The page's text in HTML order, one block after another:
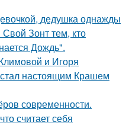
дедушка однажды
Зонт тем, кто
Дождь".
и Игоря
настоящим Крашем
современности.
считает себя